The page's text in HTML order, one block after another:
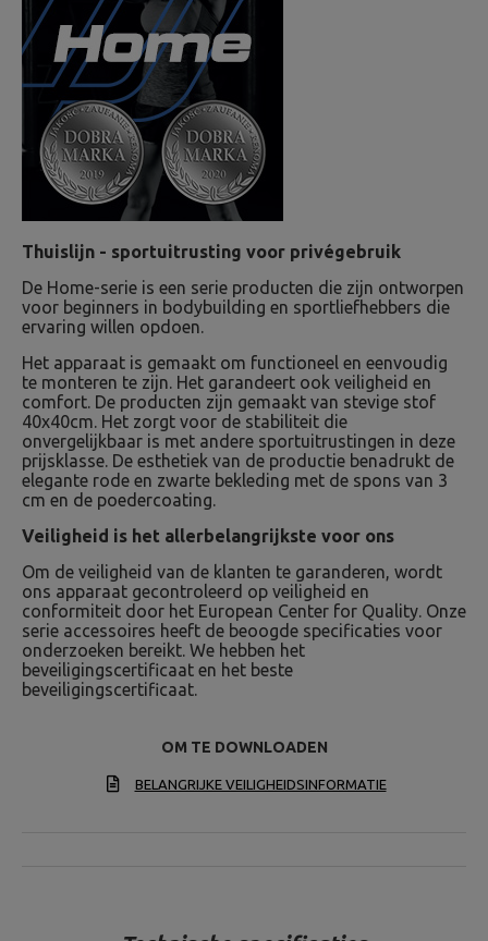
Thuislijn - sportuitrusting voor privégebruik
De Home-serie is een serie producten die zijn ontworpen
voor beginners in bodybuilding en sportliefhebbers die
ervaring willen opdoen.
Het apparaat is gemaakt om functioneel en eenvoudig
te monteren te zijn. Het garandeert ook veiligheid en
comfort. De producten zijn gemaakt van stevige stof
40x40cm. Het zorgt voor de stabiliteit die
onvergelijkbaar is met andere sportuitrustingen in deze
prijsklasse. De esthetiek van de productie benadrukt de
elegante rode en zwarte bekleding met de spons van 3
cm en de poedercoating.
Veiligheid is het allerbelangrijkste voor ons
Om de veiligheid van de klanten te garanderen, wordt
ons apparaat gecontroleerd op veiligheid en
conformiteit door het European Center for Quality. Onze
serie accessoires heeft de beoogde specificaties voor
onderzoeken bereikt. We hebben het
beveiligingscertificaat en het beste
beveiligingscertificaat.
OM TE DOWNLOADEN
BELANGRIJKE VEILIGHEIDSINFORMATIE